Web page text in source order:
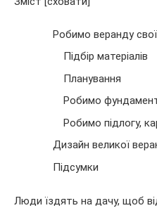
Робимо веранду
Підбір матеріалів
Планування
Робимо
Робимо підлогу,
Дизайн великої
Підсумки
Люди їздять на дачу, щоб